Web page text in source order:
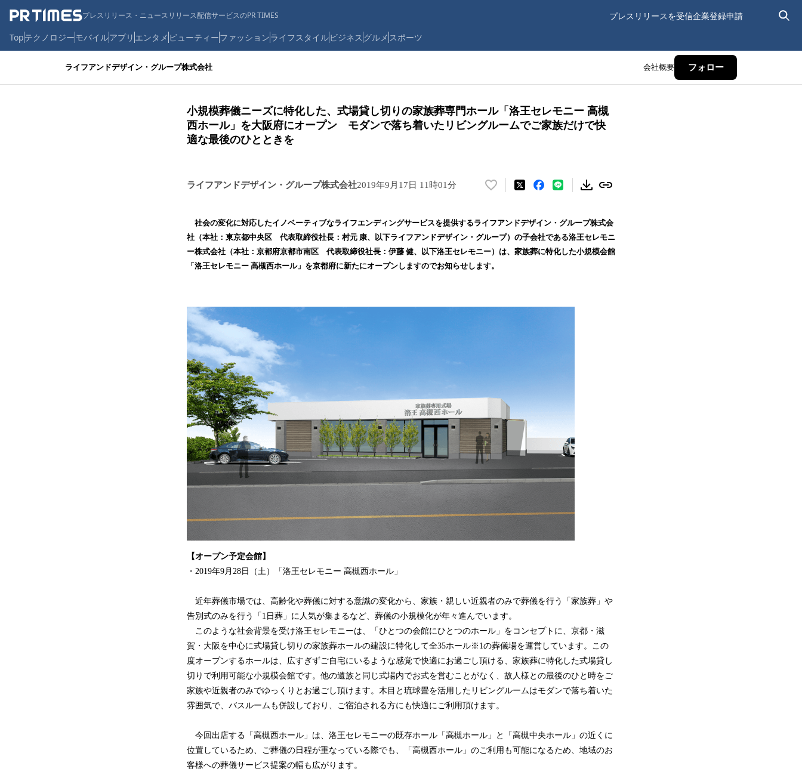
プレスリリース・ニュースリリース配信サービスのPR TIMES プレスリリースを受信企業登録申請
Topテクノロジーモバイルアプリ エンタメ ビューティーファッションライフスタイルビジネス グルメ スポーツ
ライフアンドデザイン・グループ株式会社 会社概要 フォロー
小規模葬儀ニーズに特化した、式場貸し切りの家族葬専門ホール「洛王セレモニー 高槻
西ホール」を大阪府にオープン モダンで落ち着いたリビングルームでご家族だけで快
適な最後のひとときを
ライフアンドデザイン・グループ株式会社2019年9月17日 11時01分
い
！
数
を
読
社会の変化に対応したイノベーティブなライフエンディングサービスを提供するライフアンドデザイン・グループ株式会
社（本社：東京都中央区 代表取締役社長：村元 康、以下ライフアンドデザイン・グループ）の子会社である洛王セレモニ
ー株式会社（本社：京都府京都市南区 代表取締役社長：伊藤 健、以下洛王セレモニー）は、家族葬に特化した小規模会館
「洛王セレモニー 高槻西ホール」を京都府に新たにオープンしますのでお知らせします。
【オープン予定会館】
・2019年9月28日（土）「洛王セレモニー 高槻西ホール」
近年葬儀市場では、高齢化や葬儀に対する意識の変化から、家族・親しい近親者のみで葬儀を行う「家族葬」や
告別式のみを行う「1日葬」に人気が集まるなど、葬儀の小規模化が年々進んでいます。
このような社会背景を受け洛王セレモニーは、「ひとつの会館にひとつのホール」をコンセプトに、京都・滋
賀・大阪を中心に式場貸し切りの家族葬ホールの建設に特化して全35ホール※1の葬儀場を運営しています。この
度オープンするホールは、広すぎずご自宅にいるような感覚で快適にお過ごし頂ける、家族葬に特化した式場貸し
切りで利用可能な小規模会館です。他の遺族と同じ式場内でお式を営むことがなく、故人様との最後のひと時をご
家族や近親者のみでゆっくりとお過ごし頂けます。木目と琉球畳を活用したリビングルームはモダンで落ち着いた
雰囲気で、バスルームも併設しており、ご宿泊される方にも快適にご利用頂けます。
今回出店する「高槻西ホール」は、洛王セレモニーの既存ホール「高槻ホール」と「高槻中央ホール」の近くに
位置しているため、ご葬儀の日程が重なっている際でも、「高槻西ホール」のご利用も可能になるため、地域のお
客様への葬儀サービス提案の幅も広がります。